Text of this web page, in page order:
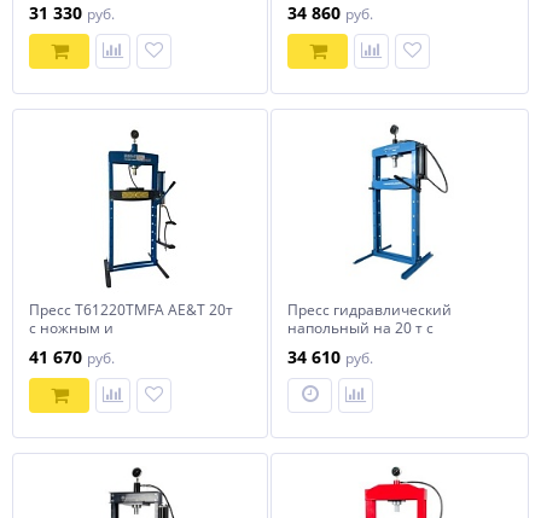
31 330 руб. 34 860 руб.
Пресс T61220TMFA AE&T 20т
с ножным и
41 670 руб.
Пресс гидравлический
напольный на 20 т с
SD100805C
34 610 руб.